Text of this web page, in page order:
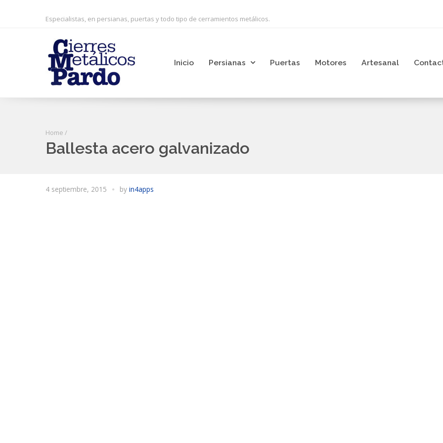
Especialistas, en persianas, puertas y todo tipo de cerramientos metálicos.
Inicio Persianas Puertas Motores Artesanal
Home /
Ballesta acero galvanizado
4 septiembre, 2015 by in4apps